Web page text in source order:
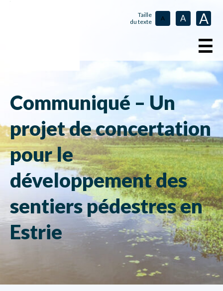
Taille
du texte
A A A
☰
Communiqué – Un
projet de concertation
pour le
développement des
sentiers pédestres en
Estrie